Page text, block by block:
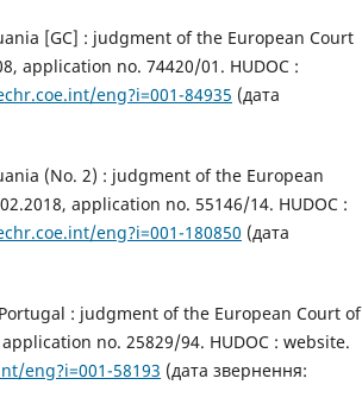
[GC] : judgment of the European Court
application no. 74420/01. HUDOC :
eng?i=001-84935 (дата
(No. 2) : judgment of the European
application no. 55146/14. HUDOC :
eng?i=001-180850 (дата
: judgment of the European Court of
no. 25829/94. HUDOC : website.
eng?i=001-58193 (дата звернення: